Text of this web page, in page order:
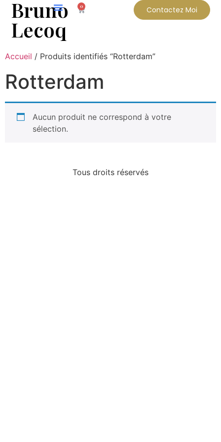
Bruno
Lecoq
0 Contactez Moi
Accueil / Produits identifiés “Rotterdam”
Rotterdam
Aucun produit ne correspond à votre
sélection.
Tous droits réservés